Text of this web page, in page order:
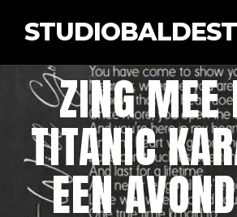
ZING MEE
TITANIC
EEN